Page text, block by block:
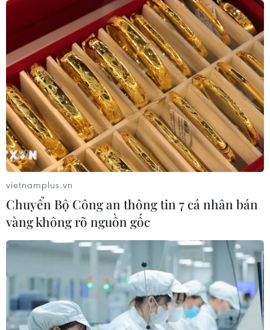
vietnamplus.vn
Chuyển Bộ Công an thông tin 7 cá nhân bán
vàng không rõ nguồn gốc